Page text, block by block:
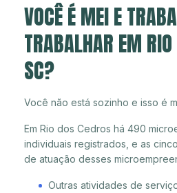
VOCÊ É MEI E
TRABALHAR EM
SC?
Você não está sozinho e isso é
Em Rio dos Cedros há 490
individuais registrados, e as
de atuação desses
Outras atividades de